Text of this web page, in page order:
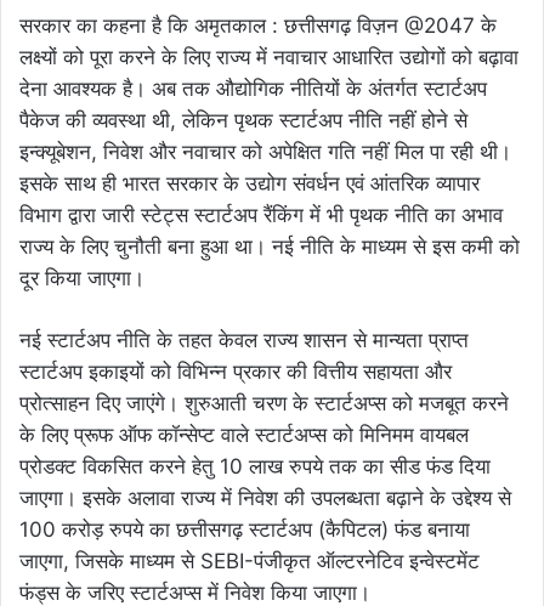
सरकार का कहना है कि अमृतकाल : छत्तीसगढ़ विज़न @2047 के
लक्ष्यों को पूरा करने के लिए राज्य में नवाचार आधारित उद्योगों को बढ़ावा
देना आवश्यक है। अब तक औद्योगिक नीतियों के अंतर्गत स्टार्टअप
पैकेज की व्यवस्था थी, लेकिन पृथक स्टार्टअप नीति नहीं होने से
इन्क्यूबेशन, निवेश और नवाचार को अपेक्षित गति नहीं मिल पा रही थी।
इसके साथ ही भारत सरकार के उद्योग संवर्धन एवं आंतरिक व्यापार
विभाग द्वारा जारी स्टेट्स स्टार्टअप रैंकिंग में भी पृथक नीति का अभाव
राज्य के लिए चुनौती बना हुआ था। नई नीति के माध्यम से इस कमी को
दूर किया जाएगा।
नई स्टार्टअप नीति के तहत केवल राज्य शासन से मान्यता प्राप्त
स्टार्टअप इकाइयों को विभिन्न प्रकार की वित्तीय सहायता और
प्रोत्साहन दिए जाएंगे। शुरुआती चरण के स्टार्टअप्स को मजबूत करने
के लिए प्रूफ ऑफ कॉन्सेप्ट वाले स्टार्टअप्स को मिनिमम वायबल
प्रोडक्ट विकसित करने हेतु 10 लाख रुपये तक का सीड फंड दिया
जाएगा। इसके अलावा राज्य में निवेश की उपलब्धता बढ़ाने के उद्देश्य से
100 करोड़ रुपये का छत्तीसगढ़ स्टार्टअप (कैपिटल) फंड बनाया
जाएगा, जिसके माध्यम से SEBI-पंजीकृत ऑल्टरनेटिव इन्वेस्टमेंट
फंड्स के जरिए स्टार्टअप्स में निवेश किया जाएगा।